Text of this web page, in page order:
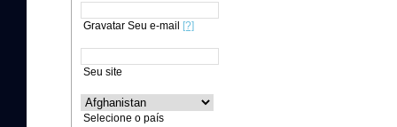
Gravatar Seu e-mail [?]
Seu site
Selecione o país